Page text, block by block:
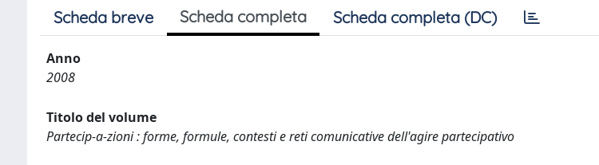
Scheda breve Scheda completa Scheda completa (DC)
Anno
2008
Titolo del volume
Partecip-a-zioni : forme, formule, contesti e reti comunicative dell'agire partecipativo